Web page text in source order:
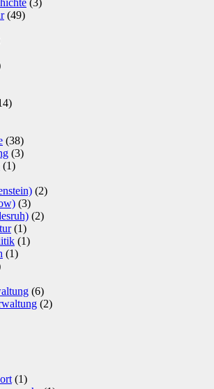
(3)
(49)
(38)
(3)
(1)
(2)
(3)
(2)
(1)
(1)
(1)
(6)
(2)
(1)